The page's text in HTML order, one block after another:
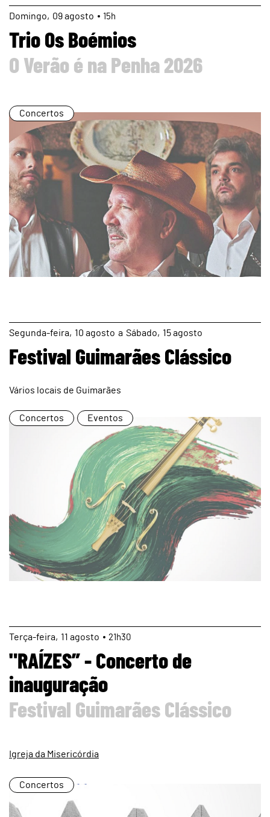
page
09agosto
Domingo 15h
Trio Os Boémios
O Verão é na Penha 2026
Concertos
page 10 agosto
Segunda a 15agosto
Sábado
Festival Guimarães Clássico
Vários locais de Guimarães
Concertos Eventos
page
11 agosto
Terça 21h30
"RAÍZES” - Concerto de
inauguração
Festival Guimarães Clássico
Igreja da Misericórdia
Concertos